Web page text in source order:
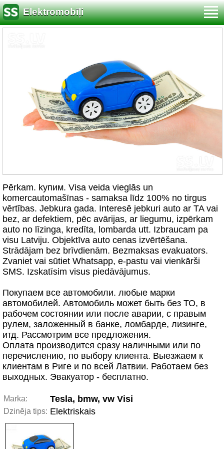
Elektromobīļi
Pērkam. kупим. Visa veida vieglās un
komercautomašīnas - samaksa līdz 100% no tirgus
vērtības. Jebkura gada. Interesē jebkuri auto ar TA vai
bez, ar defektiem, pēc avārijas, ar liegumu, izpērkam
auto no līzinga, kredīta, lombarda utt. Izbraucam pa
visu Latviju. Objektīva auto cenas izvērtēšana.
Strādājam bez brīvdienām. Bezmaksas evakuators.
Zvaniet vai sūtiet Whatsapp, e-pastu vai vienkārši
SMS. Izskatīsim visus piedāvājumus.
Покупаем все автомобили. любыe марки
автомобилей. Автомобиль может быть без ТО, в
рабочем состоянии или после аварии, с правым
рулем, заложенный в банке, ломбарде, лизинге,
итд. Рассмотрим все предложения.
Оплата производится сразу наличными или по
перечислению, по выбору клиента. Выезжаем к
клиентам в Риге и по всей Латвии. Работаем без
выходных. Эвакуатор - бесплатно.
Marka: Tesla, bmw, vw Visi
Dzinēja tips: Elektriskais